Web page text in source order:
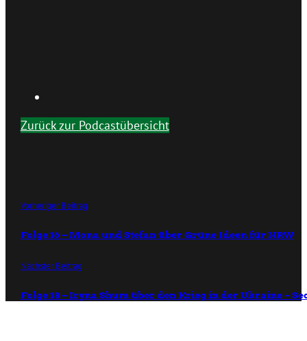
Zurück zur Podcastübersicht
Vorheriger Beitrag
Folge 16 – Mona und Stefan über Grüne Ideen für NRW
Nächster Beitrag
Folge 18 – Iryna Shum über den Krieg in der Ukraine –